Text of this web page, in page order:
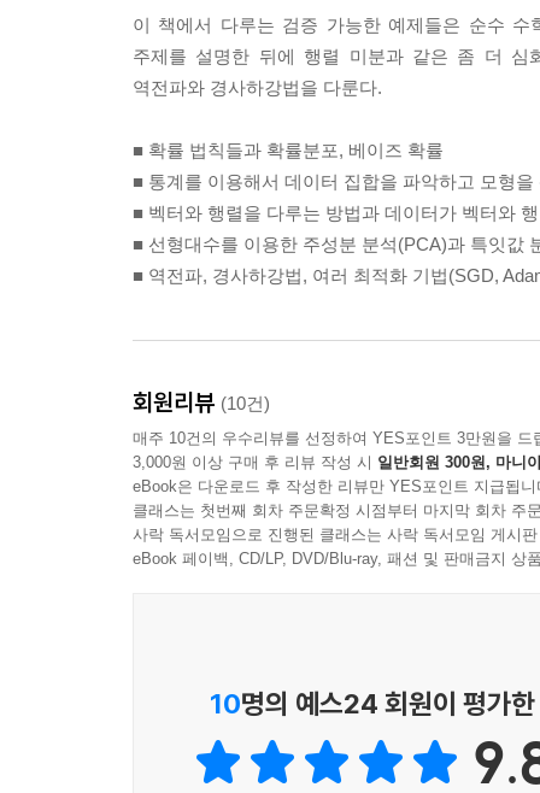
능하거나, 가능하더라도 훈련에 걸리는 시간이 비
이는지 알아야 하며, 그러려면 적어도 간단한 신
지식이 전혀 없다고 가정한다.
그 후에는 완전 연결 순방향 신경망의 구축에 적
코드도 제시할 것이다.
--- p.275
이 책은 수학책이지만, 경사하강법은 수학 중에
--- p.307
이 책에서 다루는 검증 가능한 예제들은 순수
주제를 설명한 뒤에 행렬 미분과 같은 좀 더 심
역전파와 경사하강법을 다룬다.
■ 확률 법칙들과 확률분포, 베이즈 확률
■ 통계를 이용해서 데이터 집합을 파악하고 모형을
■ 벡터와 행렬을 다루는 방법과 데이터가 벡터와
■ 선형대수를 이용한 주성분 분석(PCA)과 특잇값
■ 역전파, 경사하강법, 여러 최적화 기법(SGD,
회원리뷰 (10건)
매주 10건의 우수리뷰를 선정하여 YES포인트 3만원을 드
3,000원 이상 구매 후 리뷰 작성 시 일반회원 300원, 마니
eBook은 다운로드 후 작성한 리뷰만 YES포인트 지급됩니
클래스는 첫번째 회차 주문확정 시점부터 마지막 회차 주
사락 독서모임으로 진행된 클래스는 사락 독서모임 게시
eBook 페이백, CD/LP, DVD/Blu-ray, 패션 및 판매금지 상
10명의 예스24 회원이 평가